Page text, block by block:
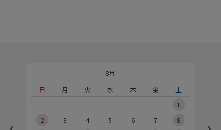
8月
日
月 火 水 木 金
土
1
2
3 4 5 6 7
8